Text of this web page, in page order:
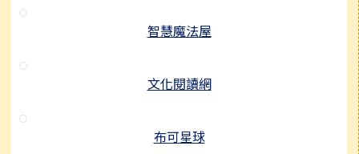
智慧魔法屋
文化閱讀網
布可星球